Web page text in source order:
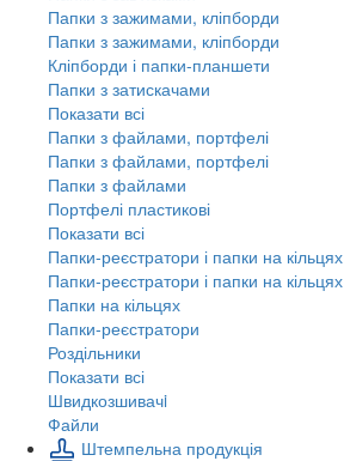
Папки з зажимами, кліпборди
Папки з зажимами, кліпборди
Кліпборди і папки-планшети
Папки з затискачами
Показати всі
Папки з файлами, портфелі
Папки з файлами, портфелі
Папки з файлами
Портфелі пластикові
Показати всі
Папки-реєстратори і папки на кільцях
Папки-реєстратори і папки на кільцях
Папки на кільцях
Папки-реєстратори
Роздільники
Показати всі
Швидкозшивачi
Файли
Штемпельна продукція